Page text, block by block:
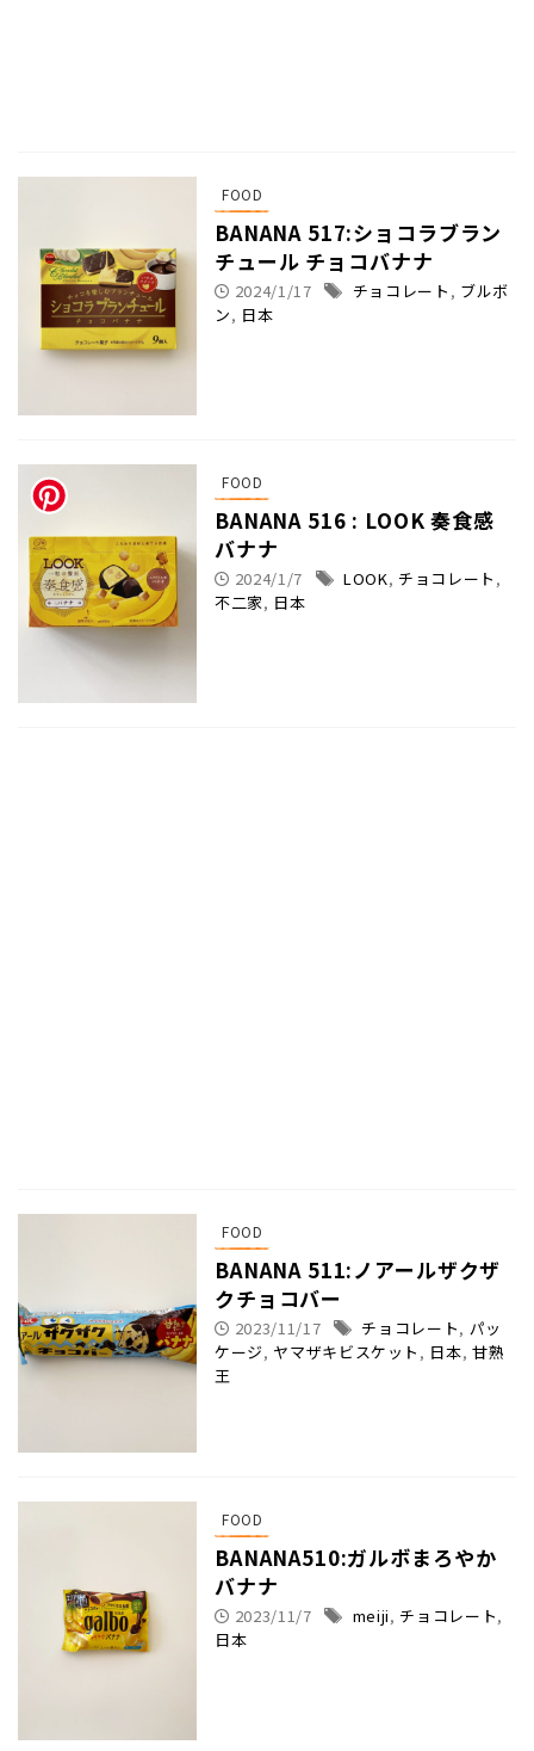
FOOD
BANANA 517:ショコラブラン
チュール チョコバナナ
2024/1/17 チョコレート , ブルボ
ン, 日本
FOOD
BANANA 516 : LOOK 奏食感
バナナ
2024/1/7 LOOK, チョコレート ,
不二家, 日本
FOOD
BANANA 511:ノアールザクザ
クチョコバー
2023/11/17 チョコレート, パッ
ケージ, ヤマザキビスケット , 日本,甘熟
王
FOOD
BANANA510:ガルボまろやか
バナナ
2023/11/7 meiji, チョコレート,
日本